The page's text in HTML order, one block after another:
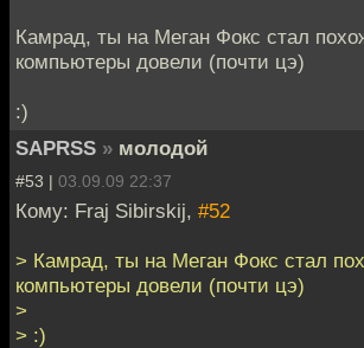
Камрад, ты на Меган Фокс стал
компьютеры довели (почти цэ)
:)
SAPRSS » молодой
#53 | 03.09.09 22:37
Кому: Fraj Sibirskij, #52
> Камрад, ты на Меган Фокс стал
компьютеры довели (почти цэ)
>
> :)